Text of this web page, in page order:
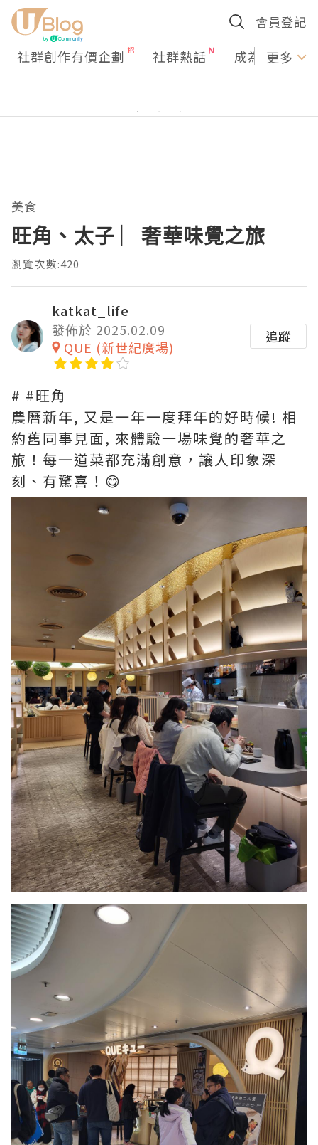
會員登記
社群創作有價企劃 社群熱話 成為U更多
美食
旺角、太子 ︳奢華味覺之旅
瀏覽次數:420
katkat_life
發佈於 2025.02.09
QUE (新世紀廣場)
追蹤
# #旺角
農曆新年, 又是一年一度拜年的好時候! 相
約舊同事見面, 來體驗一場味覺的奢華之
旅！每一道菜都充滿創意，讓人印象深
刻、有驚喜！😋